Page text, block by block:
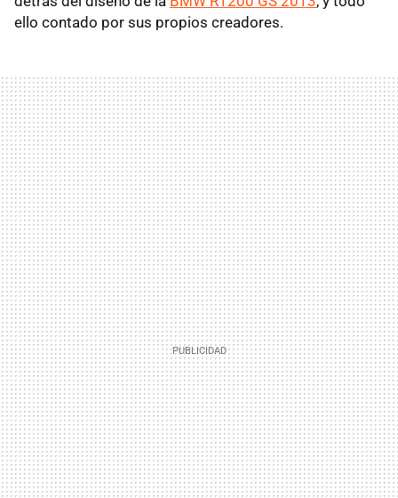
ello contado por sus propios creadores.